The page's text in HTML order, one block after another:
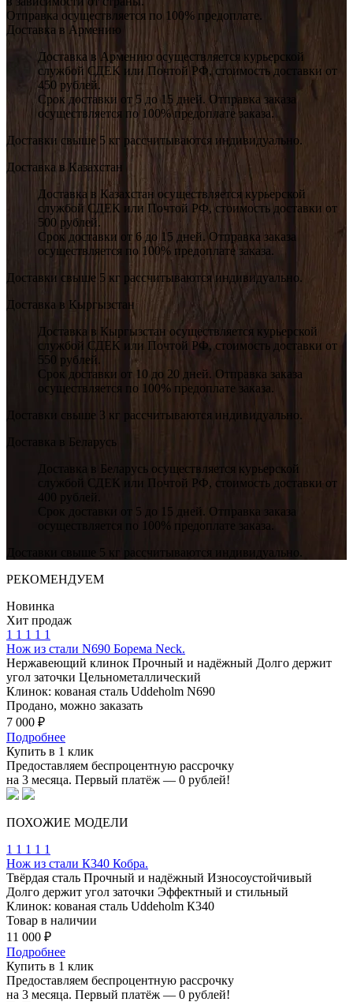
Отправка осуществляется по 100% предоплате.
Доставка в Армению
Доставка в Армению осуществляется курьерской
службой СДЕК или Почтой РФ, стоимость доставки от
450 рублей.
Срок доставки от 5 до 15 дней. Отправка заказа
осуществляется по 100% предоплате заказа.
Доставки свыше 5 кг рассчитываются индивидуально.
Доставка в Казахстан
Доставка в Казахстан осуществляется курьерской
службой СДЕК или Почтой РФ, стоимость доставки от
500 рублей.
Срок доставки от 6 до 15 дней. Отправка заказа
осуществляется по 100% предоплате заказа.
Доставки свыше 5 кг рассчитываются индивидуально.
Доставка в Кыргызстан
Доставка в Кыргызстан осуществляется курьерской
службой СДЕК или Почтой РФ, стоимость доставки от
550 рублей.
Срок доставки от 10 до 20 дней. Отправка заказа
осуществляется по 100% предоплате заказа.
Доставки свыше 3 кг рассчитываются индивидуально.
Доставка в Беларусь
Доставка в Беларусь осуществляется курьерской
службой СДЕК или Почтой РФ, стоимость доставки от
400 рублей.
Срок доставки от 5 до 15 дней. Отправка заказа
осуществляется по 100% предоплате заказа.
Доставки свыше 5 кг рассчитываются индивидуально.
РЕКОМЕНДУЕМ
Новинка
Хит продаж
1 1 1 1 1
Нож из стали N690 Борема Neck.
Нержавеющий клинок Прочный и надёжный Долго держит
угол заточки Цельнометаллический
Клинок: кованая сталь Uddeholm N690
Продано, можно заказать
7 000 ₽
Подробнее
Купить в 1 клик
Предоставляем беспроцентную рассрочку
на 3 месяца. Первый платёж — 0 рублей!
ПОХОЖИЕ МОДЕЛИ
1 1 1 1 1
Нож из стали К340 Кобра.
Твёрдая сталь Прочный и надёжный Износоустойчивый
Долго держит угол заточки Эффектный и стильный
Клинок: кованая сталь Uddeholm К340
Товар в наличии
11 000 ₽
Подробнее
Купить в 1 клик
Предоставляем беспроцентную рассрочку
на 3 месяца. Первый платёж — 0 рублей!